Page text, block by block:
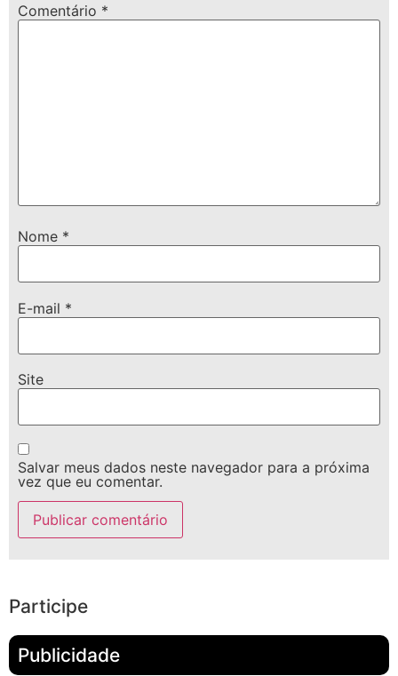
Comentário *
Nome *
E-mail *
Site
Salvar meus dados neste navegador para a próxima
vez que eu comentar.
Participe
Publicidade